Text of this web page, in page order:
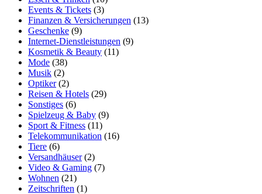
Events & Tickets (3)
Finanzen & Versicherungen (13)
Geschenke (9)
Internet-Dienstleistungen (9)
Kosmetik & Beauty (11)
Mode (38)
Musik (2)
Optiker(2)
Reisen & Hotels (29)
Sonstiges (6)
Spielzeug & Baby (9)
Sport & Fitness (11)
Telekommunikation (16)
Tiere (6)
Versandhäuser(2)
Video & Gaming (7)
Wohnen (21)
Zeitschriften (1)